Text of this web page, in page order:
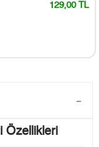
129,00 TL
Özellikleri